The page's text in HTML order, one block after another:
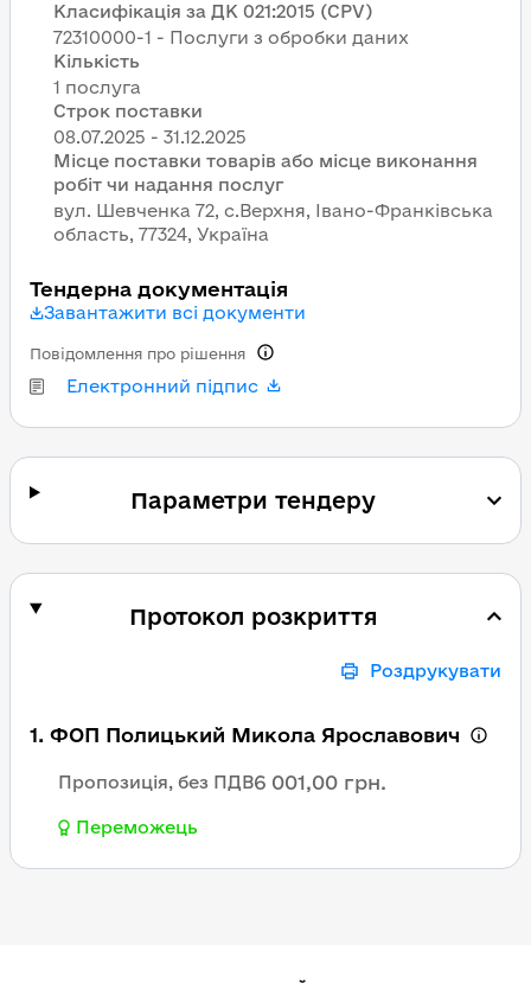
Класифікація за ДК 021:2015 (CPV)
72310000-1 - Послуги з обробки даних
Кількість
1 послуга
Строк поставки
Місце поставки товарів або місце виконання
робіт чи надання послуг
вул. Шевченка 72, с.Верхня, Івано-Франківська
область, 77324, Україна
Тендерна документація
Завантажити всі документи
Електронний підпис
Повідомлення про рішення
Параметри тендеру
Протокол розкриття
Роздрукувати
1. ФОП Полицький Микола Ярославович
Пропозиція, без ПДВ6 001,00 грн.
Переможець